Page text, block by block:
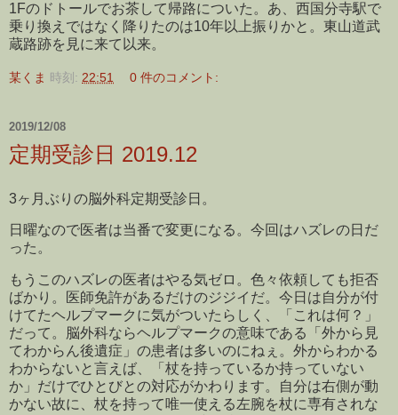
1Fのドトールでお茶して帰路についた。あ、西国分寺駅で
乗り換えではなく降りたのは10年以上振りかと。東山道武
蔵路跡を見に来て以来。
某くま 時刻: 22:51 0 件のコメント:
2019/12/08
定期受診日 2019.12
3ヶ月ぶりの脳外科定期受診日。
日曜なので医者は当番で変更になる。今回はハズレの日だ
った。
もうこのハズレの医者はやる気ゼロ。色々依頼しても拒否
ばかり。医師免許があるだけのジジイだ。今日は自分が付
けてたヘルプマークに気がついたらしく、「これは何？」
だって。脳外科ならヘルプマークの意味である「外から見
てわからん後遺症」の患者は多いのにねぇ。外からわかる
わからないと言えば、「杖を持っているか持っていない
か」だけでひとびとの対応がかわります。自分は右側が動
かない故に、杖を持って唯一使える左腕を杖に専有されな